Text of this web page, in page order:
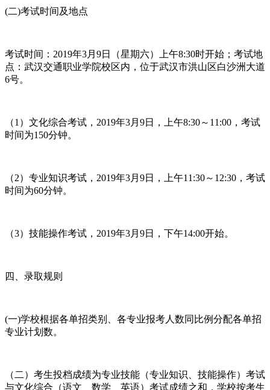
(二)考试时间及地点
考试时间：2019年3月9日（星期六）上午8:30时开始；考试地
点：武汉交通职业学院校区内，位于武汉市洪山区白沙洲大道
6号。
（1）文化综合考试，2019年3月9日，上午8:30～11:00，考试
时间为150分钟。
（2）专业知识考试，2019年3月9日，上午11:30～12:30，考试
时间为60分钟。
（3）技能操作考试，2019年3月9日，下午14:00开始。
四、录取规则
(一)学校根据各单招类别、各专业报考人数同比例分配各单招
专业计划数。
（二）考生投档成绩为专业技能（专业知识、技能操作）考试
与文化综合（语文、数学、英语）考试成绩之和，学校按考生